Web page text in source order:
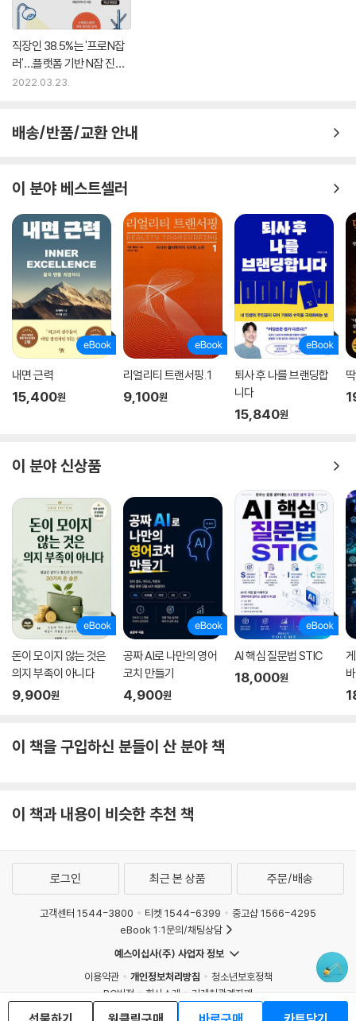
직장인 38.5%는 '프로N잡
러'…플랫폼 기반 N잡 진입
늘며 관련서 성장세
2022.03.23.
배송/반품/교환 안내
이 분야 베스트셀러
내면 근력
15,400원
리얼리티 트랜서핑. 1
9,100원
퇴사 후 나를 브랜딩합
니다
15,840원
이 분야 신상품
돈이 모이지 않는 것은
의지 부족이 아니다
9,900원
공짜 AI로 나만의 영어
코치 만들기
4,900원
AI 핵심 질문법 STIC
18,000원
이 책을 구입하신 분들이 산 분야 책
이 책과 내용이 비슷한 추천 책
로그인 최근 본 상품 주문/배송
고객센터 1544-3800 티켓 1544-6399
중고샵 1566-4295
eBook 1:1문의/채팅상담
예스이십사(주) 사업자 정보
이용약관
개인정보처리방침
청소년보호정책
PC버전
회사소개
거래처관계자께